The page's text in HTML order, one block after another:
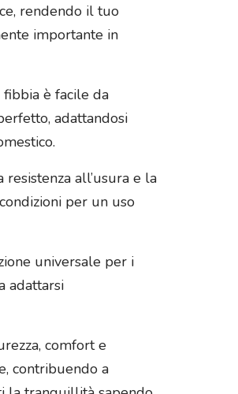
rendendo il tuo
importante in
fibbia è facile da
adattandosi
all’usura e la
per un uso
universale per i
adattarsi
comfort e
contribuendo a